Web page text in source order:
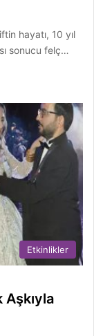
hayatı, 10 yıl
sonucu felç…
Etkinlikler
Aşkıyla